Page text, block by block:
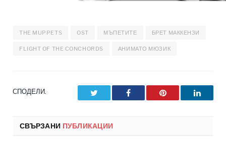
THE MUPPETS OST МЪПЕТИТЕ БРЕТ МАККЕНЗИ
FLIGHT OF THE CONCHORDS АНИМАТО МЮЗИК
СПОДЕЛИ. Facebook Pinterest
СВЪРЗАНИ ПУБЛИКАЦИИ